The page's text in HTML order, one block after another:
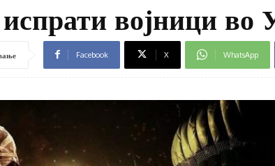
војници во
Facebook X WhatsApp